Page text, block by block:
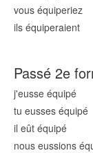
vous équiperiez
ils équiperaient
Passé 2e
j'eusse équipé
tu eusses équipé
il eût équipé
nous eussions